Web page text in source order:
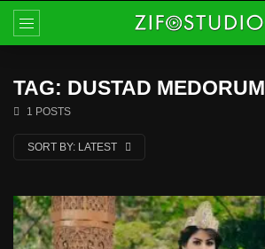
TAG: DUSTAD MEDORUM
1 POSTS
SORT BY: LATEST